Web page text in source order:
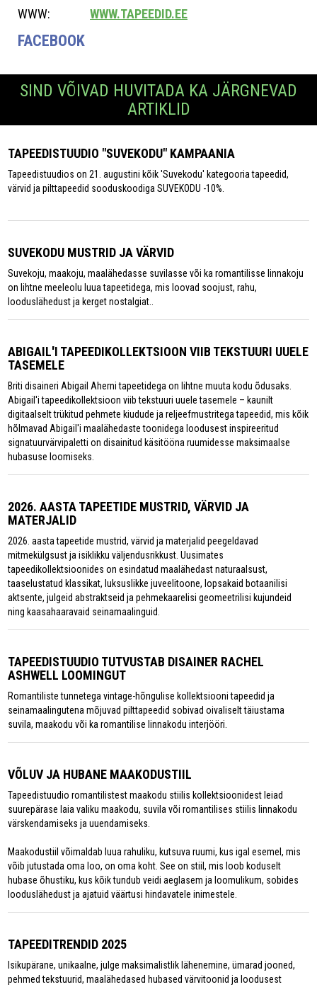
WWW:
WWW.TAPEEDID.EE
FACEBOOK
SIND VÕIVAD HUVITADA KA JÄRGNEVAD
ARTIKLID
TAPEEDISTUUDIO "SUVEKODU" KAMPAANIA
Tapeedistuudios on 21. augustini kõik 'Suvekodu' kategooria tapeedid,
värvid ja pilttapeedid sooduskoodiga SUVEKODU -10%.
SUVEKODU MUSTRID JA VÄRVID
Suvekoju, maakoju, maalähedasse suvilasse või ka romantilisse linnakoju
on lihtne meeleolu luua tapeetidega, mis loovad soojust, rahu,
looduslähedust ja kerget nostalgiat..
ABIGAIL'I TAPEEDIKOLLEKTSIOON VIIB TEKSTUURI UUELE
TASEMELE
Briti disaineri Abigail Aherni tapeetidega on lihtne muuta kodu õdusaks.
Abigail'i tapeedikollektsioon viib tekstuuri uuele tasemele – kaunilt
digitaalselt trükitud pehmete kiudude ja reljeefmustritega tapeedid, mis kõik
hõlmavad Abigail'i maalähedaste toonidega loodusest inspireeritud
signatuurvärvipaletti on disainitud käsitööna ruumidesse maksimaalse
hubasuse loomiseks.
2026. AASTA TAPEETIDE MUSTRID, VÄRVID JA
MATERJALID
2026. aasta tapeetide mustrid, värvid ja materjalid peegeldavad
mitmekülgsust ja isiklikku väljendusrikkust. Uusimates
tapeedikollektsioonides on esindatud maalähedast naturaalsust,
taaselustatud klassikat, luksuslikke juveelitoone, lopsakaid botaanilisi
aktsente, julgeid abstraktseid ja pehmekaarelisi geomeetrilisi kujundeid
ning kaasahaaravaid seinamaalinguid.
TAPEEDISTUUDIO TUTVUSTAB DISAINER RACHEL
ASHWELL LOOMINGUT
Romantiliste tunnetega vintage-hõngulise kollektsiooni tapeedid ja
seinamaalingutena mõjuvad pilttapeedid sobivad oivaliselt täiustama
suvila, maakodu või ka romantilise linnakodu interjööri.
VÕLUV JA HUBANE MAAKODUSTIIL
Tapeedistuudio romantilistest maakodu stiilis kollektsioonidest leiad
suurepärase laia valiku maakodu, suvila või romantilises stiilis linnakodu
värskendamiseks ja uuendamiseks.
Maakodustiil võimaldab luua rahuliku, kutsuva ruumi, kus igal esemel, mis
võib jutustada oma loo, on oma koht. See on stiil, mis loob koduselt
hubase õhustiku, kus kõik tundub veidi aeglasem ja loomulikum, sobides
looduslähedust ja ajatuid väärtusi hindavatele inimestele.
TAPEEDITRENDID 2025
Isikupärane, unikaalne, julge maksimalistlik lähenemine, ümarad jooned,
pehmed tekstuurid, maalähedased hubased värvitoonid ja loodusest